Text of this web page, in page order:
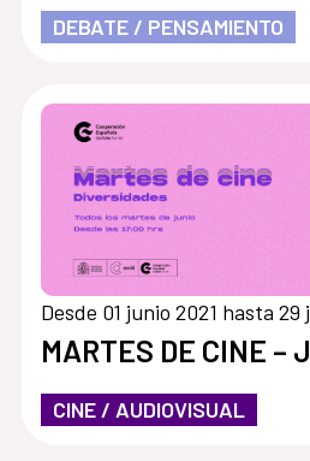
DEBATE / PENSAMIENTO
Desde 01 junio 2021 hasta 29
MARTES DE CINE –
CINE / AUDIOVISUAL